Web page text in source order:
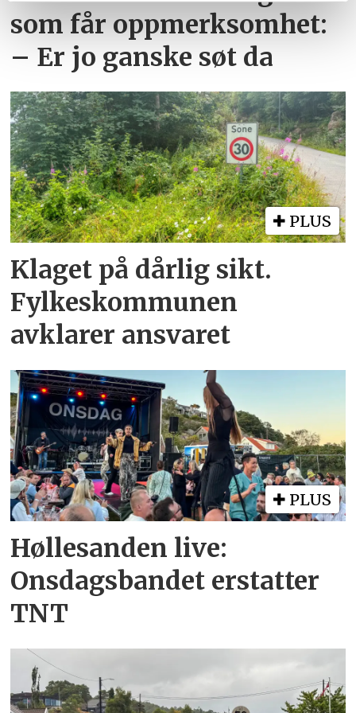
tjenestene deres.
som får oppmerksomhet:
– Er jo ganske søt da
PLUS
Klaget på dårlig sikt.
Fylkeskommunen
avklarer ansvaret
PLUS
Høllesanden live:
Onsdagsbandet erstatter
TNT